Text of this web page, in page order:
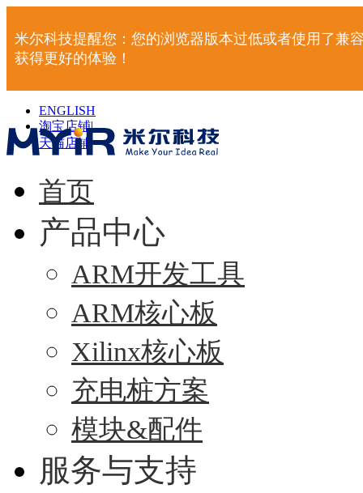
米尔科技提醒您：您的浏览器版本过低或者使用了兼
获得更好的体验！
ENGLISH
淘宝店铺|
天猫店铺 |
首页
产品中心
ARM开发工具
ARM核心板
Xilinx核心板
充电桩方案
模块&配件
服务与支持